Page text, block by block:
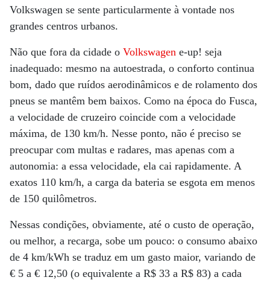
Volkswagen se sente particularmente à vontade nos
grandes centros urbanos.
Não que fora da cidade o Volkswagen e-up! seja
inadequado: mesmo na autoestrada, o conforto continua
bom, dado que ruídos aerodinâmicos e de rolamento dos
pneus se mantêm bem baixos. Como na época do Fusca,
a velocidade de cruzeiro coincide com a velocidade
máxima, de 130 km/h. Nesse ponto, não é preciso se
preocupar com multas e radares, mas apenas com a
autonomia: a essa velocidade, ela cai rapidamente. A
exatos 110 km/h, a carga da bateria se esgota em menos
de 150 quilômetros.
Nessas condições, obviamente, até o custo de operação,
ou melhor, a recarga, sobe um pouco: o consumo abaixo
de 4 km/kWh se traduz em um gasto maior, variando de
€ 5 a € 12,50 (o equivalente a R$ 33 a R$ 83) a cada